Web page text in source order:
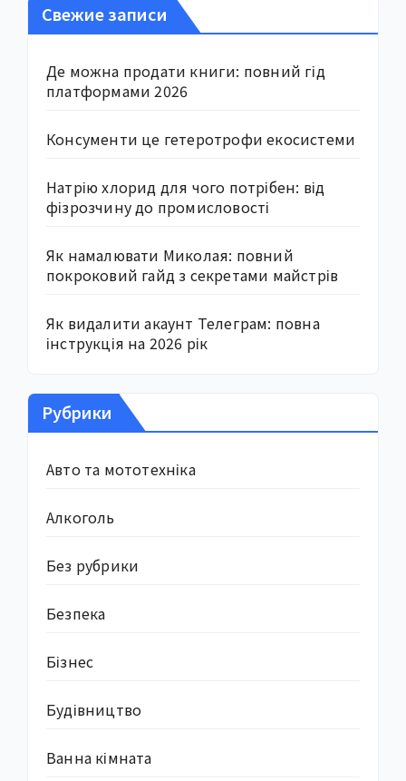
Свежие записи
Де можна продати книги: повний гід
платформами 2026
Консументи це гетеротрофи екосистеми
Натрію хлорид для чого потрібен: від
фізрозчину до промисловості
Як намалювати Миколая: повний
покроковий гайд з секретами майстрів
Як видалити акаунт Телеграм: повна
інструкція на 2026 рік
Рубрики
Авто та мототехніка
Алкоголь
Без рубрики
Безпека
Бізнес
Будівництво
Ванна кімната